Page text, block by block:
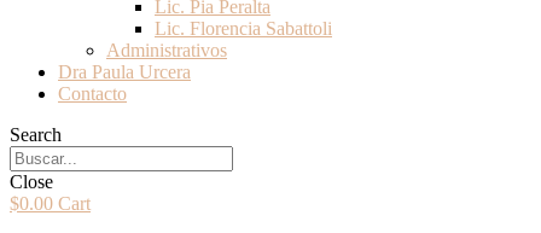
Lic. Pia Peralta
Lic. Florencia Sabattoli
Administrativos
Dra Paula Urcera
Contacto
Search
Close
$0.00 Cart